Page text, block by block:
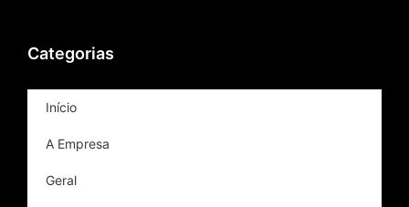
Categorias
Início
A Empresa
Geral